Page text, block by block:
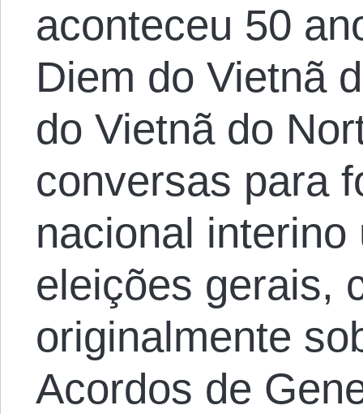
aconteceu 50
Diem do Vietnã
do Vietnã do
conversas para
nacional
eleições gerais,
originalmente
Acordos de